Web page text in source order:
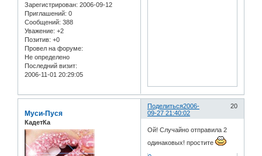
Зарегистрирован: 2006-09-12
Приглашений: 0
Сообщений: 388
Уважение: +2
Позитив: +0
Провел на форуме:
Не определено
Последний визит:
2006-11-01 20:29:05
Поделиться 20
2006-
09-27 21:40:02
Муси-Пуся
КадетКа
Ой! Случайно отправила 2
одинаковых! простите